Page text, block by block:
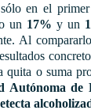
en el
un 17% y un
Al
quita o suma
Autónoma de